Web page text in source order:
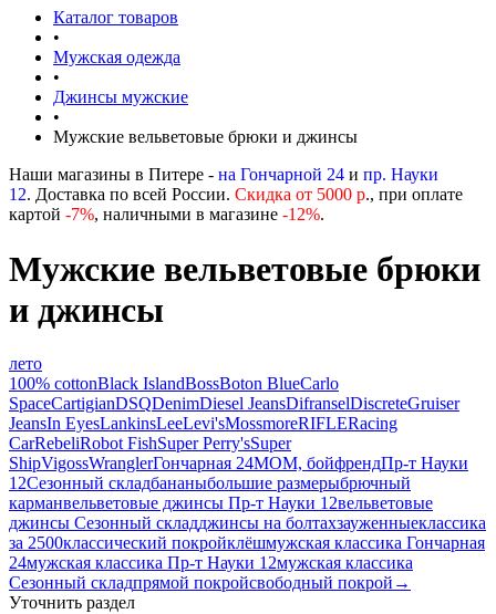
Каталог товаров
•
Мужская одежда
•
Джинсы мужские
•
Мужские вельветовые брюки и джинсы
Наши магазины в Питере - на Гончарной 24 и пр. Науки
12. Доставка по всей России. Скидка от 5000 р., при оплате
картой -7%, наличными в магазине -12%.
Мужские вельветовые брюки
и джинсы
лето
100% cottonBlack IslandBossBoton BlueCarlo
SpaceCartigianDSQDenimDiesel JeansDifranselDiscreteGruiser
JeansIn EyesLankinsLeeLevi'sMossmoreRIFLERacing
CarRebeliRobot FishSuper Perry'sSuper
ShipVigossWranglerГончарная 24МОМ, бойфрендПр-т Науки
12Сезонный складбананыбольшие размерыбрючный
карманвельветовые джинсы Пр-т Науки 12вельветовые
джинсы Сезонный складджинсы на болтахзауженныеклассика
за 2500классический покройклёшмужская классика Гончарная
24мужская классика Пр-т Науки 12мужская классика
Сезонный складпрямой покройсвободный покрой →
Уточнить раздел